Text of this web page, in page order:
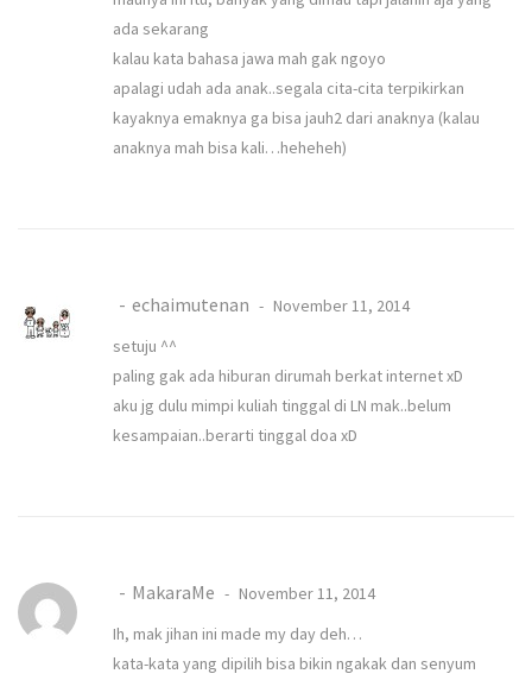
ada sekarang
kalau kata bahasa jawa mah gak ngoyo
apalagi udah ada anak..segala cita-cita terpikirkan
kayaknya emaknya ga bisa jauh2 dari anaknya (kalau
anaknya mah bisa kali…heheheh)
echaimutenan
November 11, 2014
setuju ^^
paling gak ada hiburan dirumah berkat internet xD
aku jg dulu mimpi kuliah tinggal di LN mak..belum
kesampaian..berarti tinggal doa xD
MakaraMe
November 11, 2014
Ih, mak jihan ini made my day deh…
kata-kata yang dipilih bisa bikin ngakak dan senyum